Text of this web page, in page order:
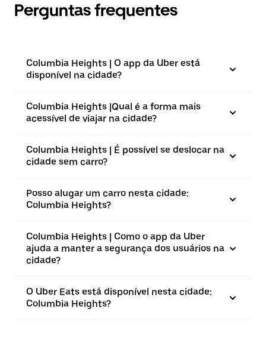
Perguntas frequentes
Columbia Heights | O app da Uber está
disponível na cidade?
Columbia Heights |⁠Qual é a forma mais
acessível de viajar na cidade?
Columbia Heights | É possível se deslocar na
cidade sem carro?
Posso alugar um carro nesta cidade:
Columbia Heights?
Columbia Heights | Como o app da Uber
ajuda a manter a segurança dos usuários na
cidade?
O Uber Eats está disponível nesta cidade:
Columbia Heights?